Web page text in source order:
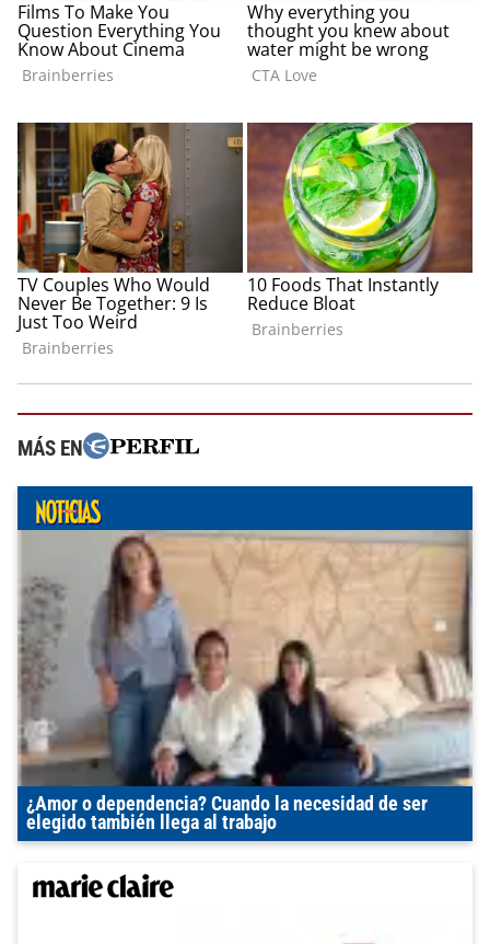
MÁS EN
¿Amor o dependencia? Cuando la necesidad de ser
elegido también llega al trabajo